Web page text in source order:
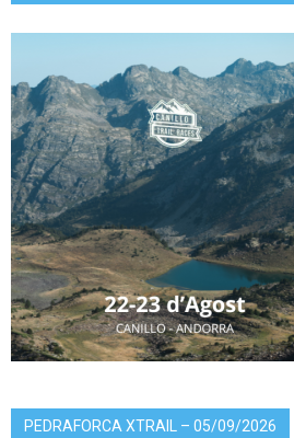
PEDRAFORCA XTRAIL – 05/09/2026